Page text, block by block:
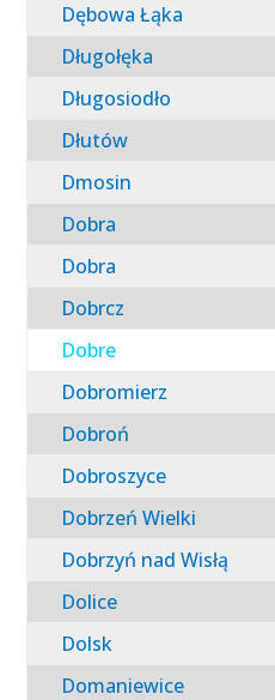
Dębowa Łąka
Długołęka
Długosiodło
Dłutów
Dmosin
Dobra
Dobra
Dobrcz
Dobre
Dobromierz
Dobroń
Dobroszyce
Dobrzeń Wielki
Dobrzyń nad Wisłą
Dolice
Dolsk
Domaniewice